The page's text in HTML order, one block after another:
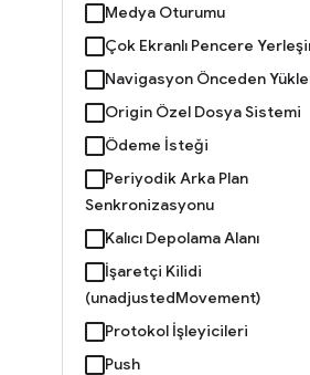
Medya Oturumu
Çok Ekranlı Pencere
Navigasyon Önceden
Origin Özel Dosya Sistemi
Ödeme İsteği
Periyodik Arka Plan
Senkronizasyonu
Kalıcı Depolama Alanı
İşaretçi Kilidi
(unadjustedMovement)
Protokol İşleyicileri
Push